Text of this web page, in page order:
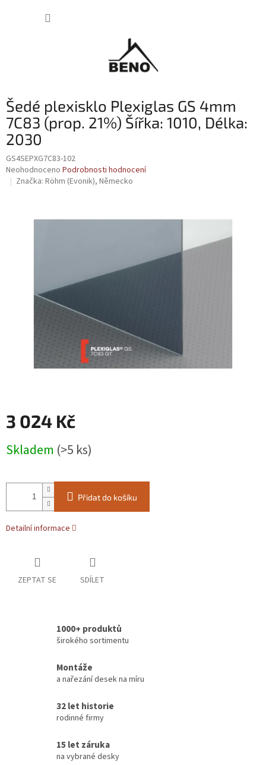
Šedé plexisklo Plexiglas GS 4mm
7C83 (prop. 21%) Šířka: 1010, Délka:
2030
GS4SEPXG7C83-102
Průměrné
hodnocení
Neohodnoceno Podrobnosti hodnocení
Značka: Röhm (Evonik), Německo
3 024 Kč
cena:
Skladem (>5 ks)
Přidat do košíku
Detailní informace
ZEPTAT SE SDÍLET
1000+ produktů
širokého sortimentu
Montáže
a nařezání desek na míru
32 let historie
rodinné firmy
15 let záruka
na vybrané desky